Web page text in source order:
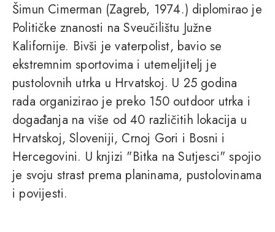
Šimun Cimerman (Zagreb, 1974.) diplomirao je
Političke znanosti na Sveučilištu Južne
Kalifornije. Bivši je vaterpolist, bavio se
ekstremnim sportovima i utemeljitelj je
pustolovnih utrka u Hrvatskoj. U 25 godina
rada organizirao je preko 150 outdoor utrka i
događanja na više od 40 različitih lokacija u
Hrvatskoj, Sloveniji, Crnoj Gori i Bosni i
Hercegovini. U knjizi "Bitka na Sutjesci" spojio
je svoju strast prema planinama, pustolovinama
i povijesti.